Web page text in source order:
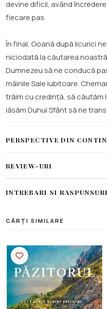
devine dificil, având
fiecare pas.
În final, Goană după licurici
niciodată la căutarea
Dumnezeu să ne conducă
mâinile Sale iubitoare.
trăim cu credință, să căutăm
lăsăm Duhul Sfânt să ne
PERSPECTIVE DIN
REVIEW-URI
INTREBARI SI RASPUNSURI
CĂRȚI SIMILARE